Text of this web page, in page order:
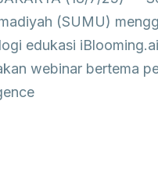
(SUMU)
edukasi
webinar bertema